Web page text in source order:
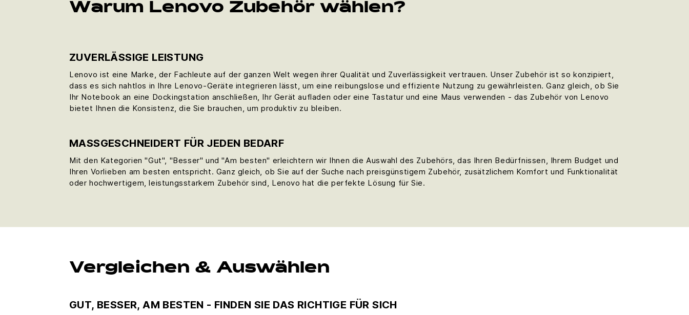
Warum Lenovo Zubehör wählen?
ZUVERLÄSSIGE LEISTUNG
Lenovo ist eine Marke, der Fachleute auf der ganzen Welt wegen ihrer Qualität und Zuverlässigkeit vertrauen. Unser Zubehör ist so konzipiert,
dass es sich nahtlos in Ihre Lenovo-Geräte integrieren lässt, um eine reibungslose und effiziente Nutzung zu gewährleisten. Ganz gleich, ob Sie
Ihr Notebook an eine Dockingstation anschließen, Ihr Gerät aufladen oder eine Tastatur und eine Maus verwenden - das Zubehör von Lenovo
bietet Ihnen die Konsistenz, die Sie brauchen, um produktiv zu bleiben.
MASSGESCHNEIDERT FÜR JEDEN BEDARF
Mit den Kategorien "Gut", "Besser" und "Am besten" erleichtern wir Ihnen die Auswahl des Zubehörs, das Ihren Bedürfnissen, Ihrem Budget und
Ihren Vorlieben am besten entspricht. Ganz gleich, ob Sie auf der Suche nach preisgünstigem Zubehör, zusätzlichem Komfort und Funktionalität
oder hochwertigem, leistungsstarkem Zubehör sind, Lenovo hat die perfekte Lösung für Sie.
Vergleichen & Auswählen
GUT, BESSER, AM BESTEN - FINDEN SIE DAS RICHTIGE FÜR SICH